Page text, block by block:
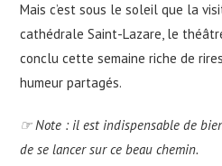
Mais c’est sous le soleil que la
cathédrale Saint-Lazare, le
conclu cette semaine riche de
humeur partagés.
☞ Note : il est indispensable de
de se lancer sur ce beau chemin.